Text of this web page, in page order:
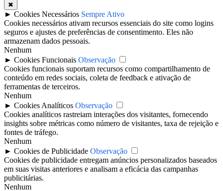
✖
► Cookies Necessários Sempre Ativo
Cookies necessários ativam recursos essenciais do site como logins
seguros e ajustes de preferências de consentimento. Eles não
armazenam dados pessoais.
Nenhum
► Cookies Funcionais Observação
Cookies funcionais suportam recursos como compartilhamento de
conteúdo em redes sociais, coleta de feedback e ativação de
ferramentas de terceiros.
Nenhum
► Cookies Analíticos Observação
Cookies analíticos rastreiam interações dos visitantes, fornecendo
insights sobre métricas como número de visitantes, taxa de rejeição e
fontes de tráfego.
Nenhum
► Cookies de Publicidade Observação
Cookies de publicidade entregam anúncios personalizados baseados
em suas visitas anteriores e analisam a eficácia das campanhas
publicitárias.
Nenhum